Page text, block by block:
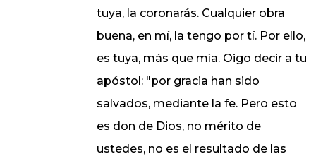
tuya, la coronarás. Cualquier obra
buena, en mí, la tengo por tí. Por ello,
es tuya, más que mía. Oigo decir a tu
apóstol: "por gracia han sido
salvados, mediante la fe. Pero esto
es don de Dios, no mérito de
ustedes, no es el resultado de las